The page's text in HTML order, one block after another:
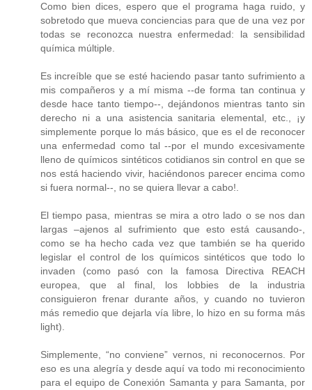
Como bien dices, espero que el programa haga ruido, y
sobretodo que mueva conciencias para que de una vez por
todas se reconozca nuestra enfermedad: la sensibilidad
química múltiple.
Es increíble que se esté haciendo pasar tanto sufrimiento a
mis compañeros y a mí misma --de forma tan continua y
desde hace tanto tiempo--, dejándonos mientras tanto sin
derecho ni a una asistencia sanitaria elemental, etc., ¡y
simplemente porque lo más básico, que es el de reconocer
una enfermedad como tal --por el mundo excesivamente
lleno de químicos sintéticos cotidianos sin control en que se
nos está haciendo vivir, haciéndonos parecer encima como
si fuera normal--, no se quiera llevar a cabo!.
El tiempo pasa, mientras se mira a otro lado o se nos dan
largas –ajenos al sufrimiento que esto está causando-,
como se ha hecho cada vez que también se ha querido
legislar el control de los químicos sintéticos que todo lo
invaden (como pasó con la famosa Directiva REACH
europea, que al final, los lobbies de la industria
consiguieron frenar durante años, y cuando no tuvieron
más remedio que dejarla vía libre, lo hizo en su forma más
light).
Simplemente, “no conviene” vernos, ni reconocernos. Por
eso es una alegría y desde aquí va todo mi reconocimiento
para el equipo de Conexión Samanta y para Samanta, por